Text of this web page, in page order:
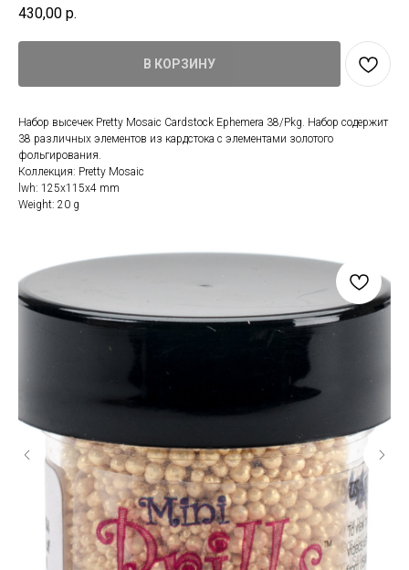
430,00 р.
В КОРЗИНУ
Набор высечек Pretty Mosaic Cardstock Ephemera 38/Pkg. Набор содержит
38 различных элементов из кардстока с элементами золотого
фольгирования.
Коллекция: Pretty Mosaic
lwh: 125x115x4 mm
Weight: 20 g